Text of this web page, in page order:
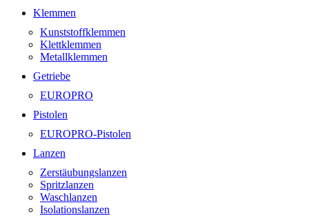
Klemmen
Kunststoffklemmen
Klettklemmen
Metallklemmen
Getriebe
EUROPRO
Pistolen
EUROPRO-Pistolen
Lanzen
Zerstäubungslanzen
Spritzlanzen
Waschlanzen
Isolationslanzen